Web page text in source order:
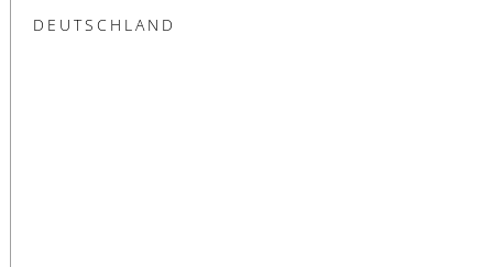
DEUTSCHLAND